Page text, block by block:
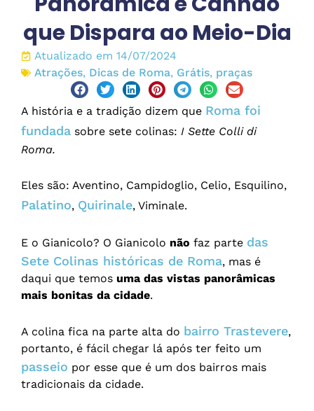
que Dispara ao Meio-Dia
Atualizado em 14/07/2024
Atrações, Dicas de Roma, Grátis, praças
A história e a tradição dizem que Roma foi
fundada sobre sete colinas: I Sette Colli di
Roma.
Eles são: Aventino, Campidoglio, Celio, Esquilino,
Palatino, Quirinale, Viminale.
E o Gianicolo? O Gianicolo não faz parte das
Sete Colinas históricas de Roma, mas é
daqui que temos uma das vistas panorâmicas
mais bonitas da cidade.
A colina fica na parte alta do bairro Trastevere,
portanto, é fácil chegar lá após ter feito um
passeio por esse que é um dos bairros mais
tradicionais da cidade.